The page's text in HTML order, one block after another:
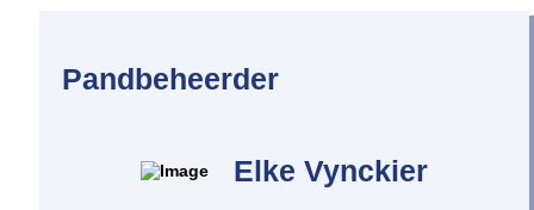
Pandbeheerder
Elke Vynckier